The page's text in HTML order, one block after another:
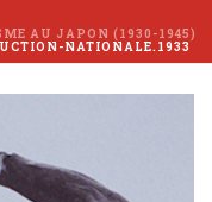
AU JAPON (1930-1945)
NATIONALE.1933